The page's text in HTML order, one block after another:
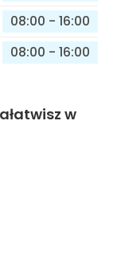
08:00 - 16:00
08:00 - 16:00
w